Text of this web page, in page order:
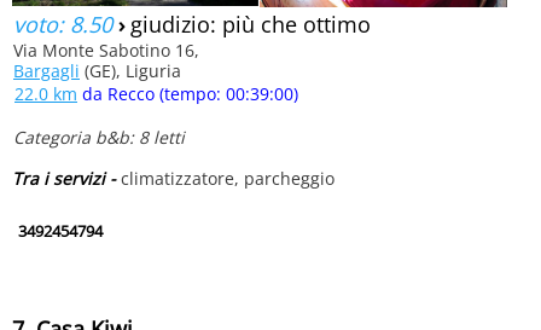
voto: 8.50› giudizio: più che ottimo
Via Monte Sabotino 16,
Bargagli (GE), Liguria
22.0 km da Recco (tempo: 00:39:00)
Categoria b&b: 8 letti
Tra i servizi -climatizzatore, parcheggio
3492454794